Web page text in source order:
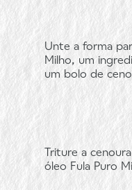
Unte a forma
Milho, um
um bolo de
Triture a
óleo Fula Puro